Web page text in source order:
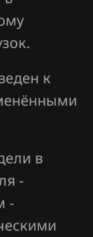
к
в
-
-